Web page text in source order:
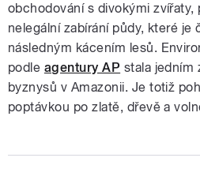
obchodování s divokými zvířaty,
nelegální zabírání půdy, které je
následným kácením lesů.
podle agentury AP stala jedním
byznysů v Amazonii. Je totiž
poptávkou po zlatě, dřevě a